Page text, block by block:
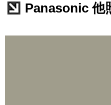
Panasonic 他